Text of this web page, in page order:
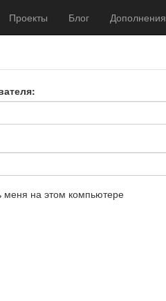
Проекты Блог Дополнения
меня на этом компьютере